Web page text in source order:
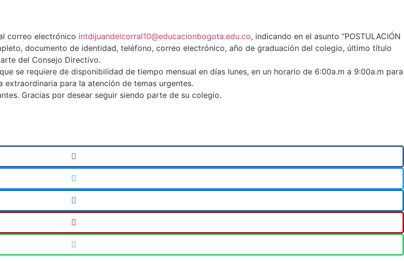
correo electrónico intdijuandelcorral10@educacionbogota.edu.co, indicando en el asunto “POSTULACIÓN
documento de identidad, teléfono, correo electrónico, año de graduación del colegio, último título
del Consejo Directivo.
se requiere de disponibilidad de tiempo mensual en días lunes, en un horario de 6:00a.m a 9:00a.m para
extraordinaria para la atención de temas urgentes.
Gracias por desear seguir siendo parte de su colegio.